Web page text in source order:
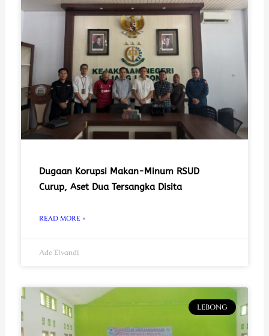
Dugaan Korupsi Makan-Minum RSUD
Curup, Aset Dua Tersangka Disita
READ MORE »
Ade Elvandi
LEBONG